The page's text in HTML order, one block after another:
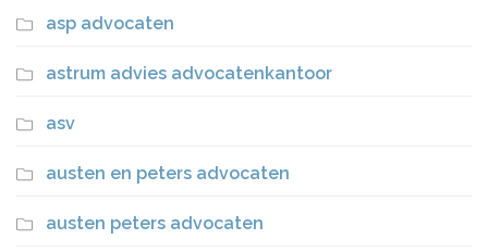
asp advocaten
astrum advies advocatenkantoor
asv
austen en peters advocaten
austen peters advocaten